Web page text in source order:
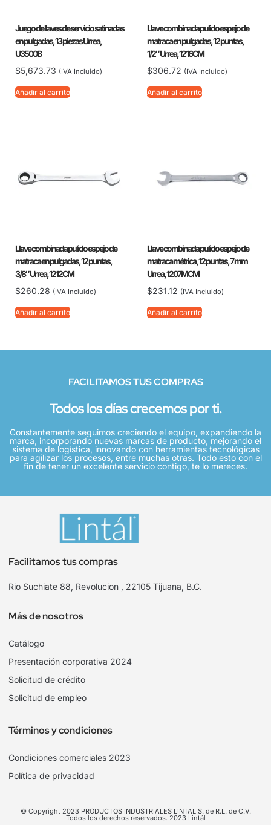
Juego de llaves de servicio satinadas
en pulgadas, 13 piezas Urrea,
U3500B
$5,673.73 (IVA Incluido)
Añadir al carrito
Llave combinada pulido espejo de
matraca en pulgadas, 12 puntas,
1/2″ Urrea, 1216CM
$306.72 (IVA Incluido)
Añadir al carrito
Llave combinada pulido espejo de
matraca en pulgadas, 12 puntas,
3/8″ Urrea, 1212CM
$260.28 (IVA Incluido)
Añadir al carrito
Llave combinada pulido espejo de
matraca métrica, 12 puntas, 7 mm
Urrea, 1207MCM
$231.12 (IVA Incluido)
Añadir al carrito
FACILITAMOS TUS COMPRAS
Todos los días crecemos por ti.
Constantemente seguimos creciendo el equipo, expandiendo la
marca, incorporando nuevas marcas de producto, mejorando el
sistema de logística, innovando con herramientas tecnológicas
para agilizar los procesos, entre muchas otras. Todo esto con el
fin de tener un excelente servicio contigo, te lo mereces.
Facilitamos tus compras
Rio Suchiate 88, Revolucion , 22105 Tijuana, B.C.
Más de nosotros
Catálogo
Presentación corporativa 2024
Solicitud de crédito
Solicitud de empleo
Términos y condiciones
Condiciones comerciales 2023
Política de privacidad
© Copyright 2023 PRODUCTOS INDUSTRIALES LINTAL S. de R.L. de C.V.
Todos los derechos reservados. 2023 Lintál